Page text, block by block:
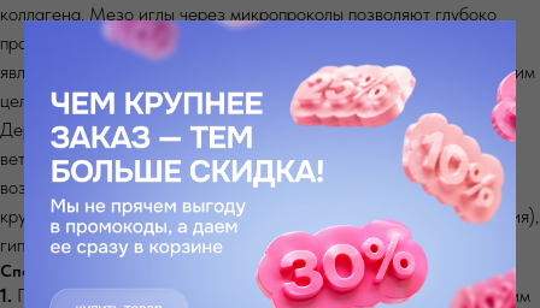
коллагена. Мезо иглы через микропроколы позволяют глубоко
проникнуть крему или сыворотке. Процесс восстановления кожи
является полностью естественным и натуральным, не нарушающим
целостность наружного слоя эпидермиса.
Дермароллер эффективен против старения кожи, шрамов от
ветрянки, целлюлита, тату, расширенных пор, потери упругости,
возрастной пигментации и пигментных пятен от солнца, темных
кругов и мешков под глазами, отеков, выпадения волос (аллопеция),
гиперпигментации.
Способ применения
1. Продезинфицируйте иглы мезороллера средством, содержащим